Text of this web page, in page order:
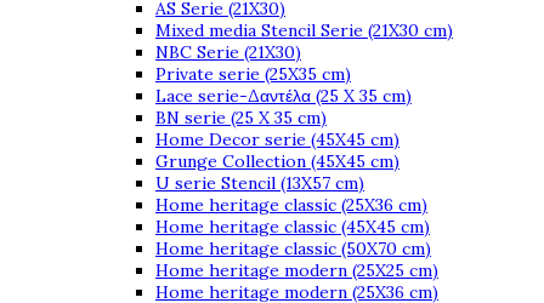
AS Serie (21X30)
Mixed media Stencil Serie (21X30 cm)
NBC Serie (21X30)
Private serie (25X35 cm)
Lace serie-Δαντέλα (25 X 35 cm)
BN serie (25 X 35 cm)
Home Decor serie (45X45 cm)
Grunge Collection (45X45 cm)
U serie Stencil (13X57 cm)
Home heritage classic (25X36 cm)
Home heritage classic (45X45 cm)
Home heritage classic (50X70 cm)
Home heritage modern (25X25 cm)
Home heritage modern (25X36 cm)